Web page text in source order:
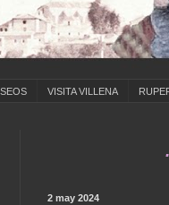
VISITA VILLENA
...
2 may 2024